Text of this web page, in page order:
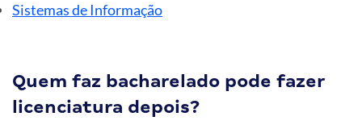
Sistemas de Informação
Quem faz bacharelado pode fazer
licenciatura depois?